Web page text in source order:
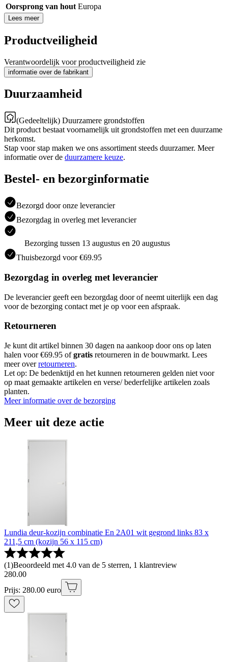
Oorsprong van hout Europa
Lees meer
Productveiligheid
Verantwoordelijk voor productveiligheid zie
informatie over de fabrikant
Duurzaamheid
(Gedeeltelijk) Duurzamere grondstoffen
Dit product bestaat voornamelijk uit grondstoffen met een duurzame
herkomst.
Stap voor stap maken we ons assortiment steeds duurzamer. Meer
informatie over de duurzamere keuze.
Bestel- en bezorginformatie
Bezorgd door onze leverancier
Bezorgdag in overleg met leverancier
Bezorging tussen 13 augustus en 20 augustus
Thuisbezorgd voor €69.95
Bezorgdag in overleg met leverancier
De leverancier geeft een bezorgdag door of neemt uiterlijk een dag
voor de bezorging contact met je op voor een afspraak.
Retourneren
Je kunt dit artikel binnen 30 dagen na aankoop door ons op laten
halen voor €69.95 ofgratis retourneren in de bouwmarkt. Lees
meer overretourneren.
Let op: De bedenktijd en het kunnen retourneren gelden niet voor
op maat gemaakte artikelen en verse/ bederfelijke artikelen zoals
planten.
Meer informatie over de bezorging
Meer uit deze actie
Lundia deur-kozijn combinatie En 2A01 wit gegrond links 83 x
211,5 cm (kozijn 56 x 115 cm)
(1)Beoordeeld met 4.0 van de 5 sterren, 1 klantreview
280.00
Prijs: 280.00 euro